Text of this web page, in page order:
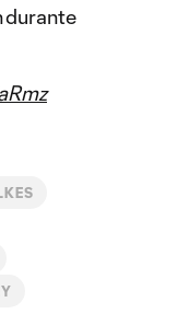
durante